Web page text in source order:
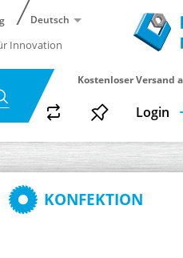
Deutsch
Innovation
Kostenloser Versand
Login
KONFEKTION